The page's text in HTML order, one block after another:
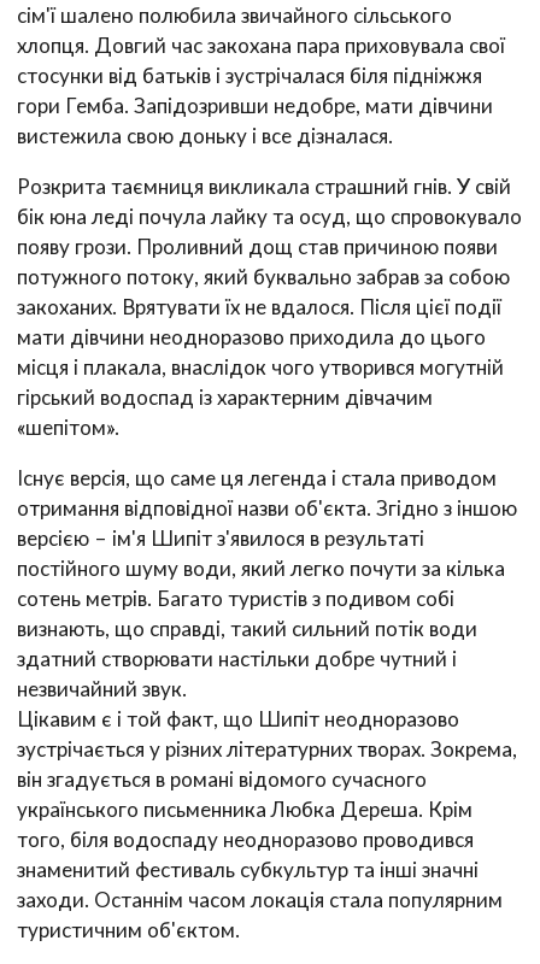
сім'ї шалено полюбила звичайного сільського
хлопця. Довгий час закохана пара приховувала свої
стосунки від батьків і зустрічалася біля підніжжя
гори Гемба. Запідозривши недобре, мати дівчини
вистежила свою доньку і все дізналася.
Розкрита таємниця викликала страшний гнів. У свій
бік юна леді почула лайку та осуд, що спровокувало
появу грози. Проливний дощ став причиною появи
потужного потоку, який буквально забрав за собою
закоханих. Врятувати їх не вдалося. Після цієї події
мати дівчини неодноразово приходила до цього
місця і плакала, внаслідок чого утворився могутній
гірський водоспад із характерним дівчачим
«шепітом».
Існує версія, що саме ця легенда і стала приводом
отримання відповідної назви об'єкта. Згідно з іншою
версією – ім'я Шипіт з'явилося в результаті
постійного шуму води, який легко почути за кілька
сотень метрів. Багато туристів з подивом собі
визнають, що справді, такий сильний потік води
здатний створювати настільки добре чутний і
незвичайний звук.
Цікавим є і той факт, що Шипіт неодноразово
зустрічається у різних літературних творах. Зокрема,
він згадується в романі відомого сучасного
українського письменника Любка Дереша. Крім
того, біля водоспаду неодноразово проводився
знаменитий фестиваль субкультур та інші значні
заходи. Останнім часом локація стала популярним
туристичним об'єктом.